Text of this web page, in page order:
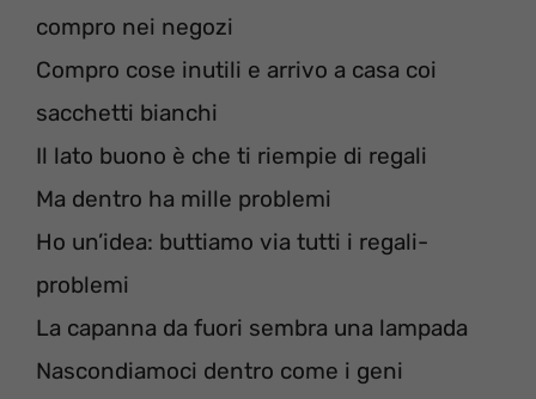
compro nei negozi
Compro cose inutili e arrivo a casa coi
sacchetti bianchi
Il lato buono è che ti riempie di regali
Ma dentro ha mille problemi
Ho un’idea: buttiamo via tutti i regali-
problemi
La capanna da fuori sembra una lampada
Nascondiamoci dentro come i geni